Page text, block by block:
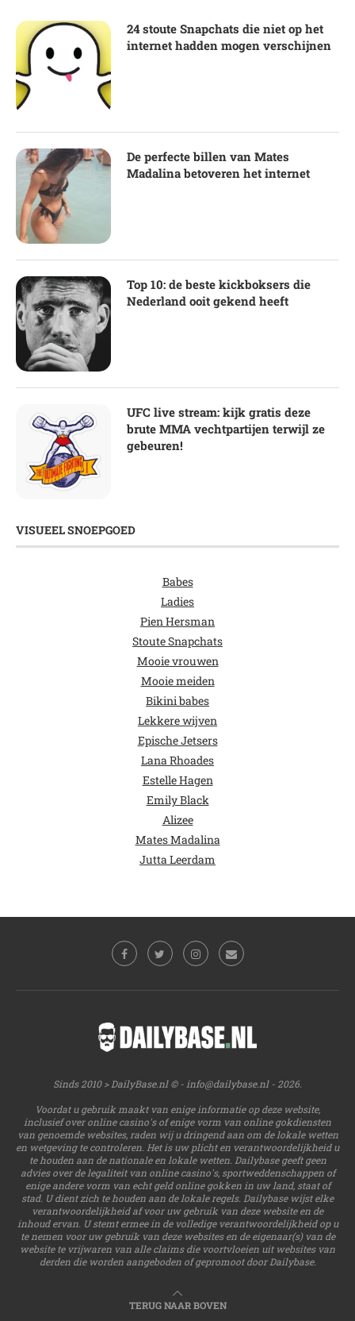
24 stoute Snapchats die niet op het
internet hadden mogen verschijnen
De perfecte billen van Mates
Madalina betoveren het internet
Top 10: de beste kickboksers die
Nederland ooit gekend heeft
UFC live stream: kijk gratis deze
brute MMA vechtpartijen terwijl ze
gebeuren!
VISUEEL SNOEPGOED
Babes
Ladies
Pien Hersman
Stoute Snapchats
Mooie vrouwen
Mooie meiden
Bikini babes
Lekkere wijven
Epische Jetsers
Lana Rhoades
Estelle Hagen
Emily Black
Alizee
Mates Madalina
Jutta Leerdam
Sinds 2010 > DailyBase.nl © - info@dailybase.nl- 2026.
Voordat u gebruik maakt van enige informatie op deze website,
inclusief over online casino's of enige vorm van online gokdiensten
van genoemde websites, raden wij u dringend aan om de lokale wetten
en wetgeving te controleren. Het is uw plicht en verantwoordelijkheid u
te houden aan de nationale en lokale wetten. Dailybase geeft geen
advies over de legaliteit van online casino's, sportweddenschappen of
enige andere vorm van echt geld online gokken in uw land, staat of
stad. U dient zich te houden aan de lokale regels. Dailybase wijst elke
verantwoordelijkheid af voor uw gebruik van deze website en de
inhoud ervan. U stemt ermee in de volledige verantwoordelijkheid op u
te nemen voor uw gebruik van deze websites en de eigenaar(s) van de
website te vrijwaren van alle claims die voortvloeien uit websites van
derden die worden aangeboden of gepromoot door Dailybase.
TERUG NAAR BOVEN